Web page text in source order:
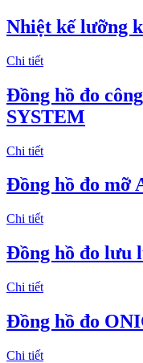
Nhiệt kế lưỡng
Chi tiết
Đồng hồ đo
SYSTEM
Chi tiết
Đồng hồ đo mỡ
Chi tiết
Đồng hồ đo lưu
Chi tiết
Đồng hồ đo
Chi tiết